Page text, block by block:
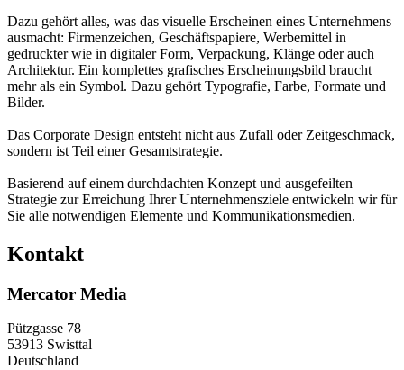
Dazu gehört alles, was das visuelle Erscheinen eines Unternehmens
ausmacht: Firmenzeichen, Geschäftspapiere, Werbemittel in
gedruckter wie in digitaler Form, Verpackung, Klänge oder auch
Architektur. Ein komplettes grafisches Erscheinungsbild braucht
mehr als ein Symbol. Dazu gehört Typografie, Farbe, Formate und
Bilder.
Das Corporate Design entsteht nicht aus Zufall oder Zeitgeschmack,
sondern ist Teil einer Gesamtstrategie.
Basierend auf einem durchdachten Konzept und ausgefeilten
Strategie zur Erreichung Ihrer Unternehmensziele entwickeln wir für
Sie alle notwendigen Elemente und Kommunikationsmedien.
Kontakt
Mercator Media
Pützgasse 78
53913 Swisttal
Deutschland